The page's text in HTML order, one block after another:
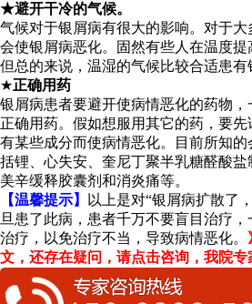
★避开干冷的气候。
气候对于银屑病有很大的影响。对于
会使银屑病恶化。固然有些人在温度提
但总的来说，温湿的气候比较合适患有
★正确用药
银屑病患者要避开使病情恶化的药物
正确用药。假如想服用其它的药，要
有某些成分而使病情恶化。目前所知
括锂、心失安、奎尼丁聚半乳糖醛酸
美辛缓释胶囊剂和消炎痛等。
【温馨提示】
以上是对“银屑病扩散了
旦患了此病，患者千万不要盲目治疗
治疗，以免治疗不当，导致病情恶化。
文，还存在疑问，请点击咨询，我院